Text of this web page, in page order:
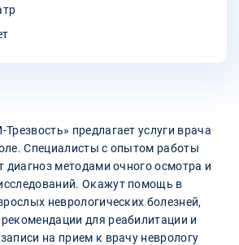
предлагает услуги врача
Специалисты с опытом работы
диагноз методами очного осмотра и
Окажут помощь в
неврологических болезней,
для реабилитации и
на прием к врачу неврологу